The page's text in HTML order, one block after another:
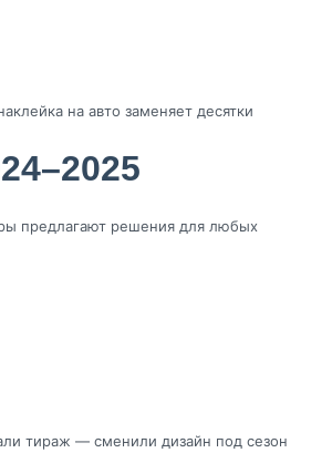
на авто заменяет десятки
предлагают решения для любых
тираж — сменили дизайн под сезон